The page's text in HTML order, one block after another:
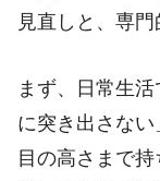
見直しと、専門
まず、日常生
に突き出さな
目の高さまで